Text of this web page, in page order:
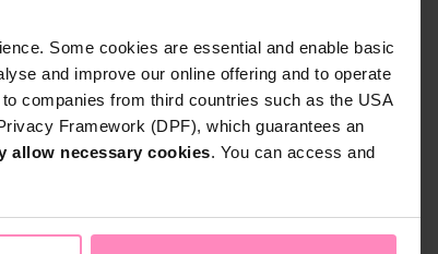
Some cookies are essential and enable basic
and improve our online offering and to operate
companies from third countries such as the USA
Framework (DPF), which guarantees an
allow necessary cookies. You can access and